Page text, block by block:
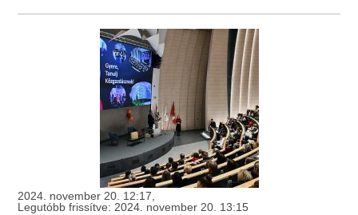
2024. november 20. 12:17,
Legutóbb frissítve: 2024. november 20. 13:15